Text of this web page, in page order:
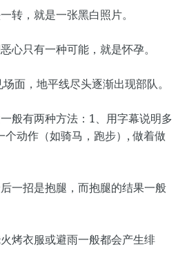
，就是一张黑白照片。
只有一种可能，就是怀孕。
，地平线尽头逐渐出现部队。
有两种方法：1、用字幕说明多
个动作（如骑马，跑步）, 做着做
招是抱腿，而抱腿的结果一般
衣服或避雨一般都会产生绯